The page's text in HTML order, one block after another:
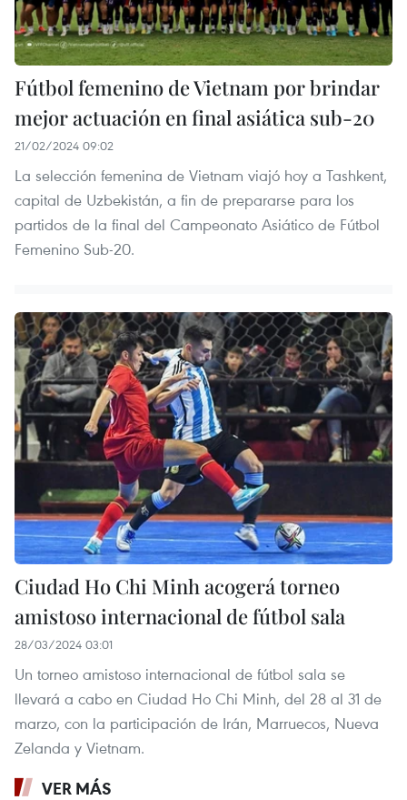
Fútbol femenino de Vietnam por brindar
mejor actuación en final asiática sub-20
21/02/2024 09:02
La selección femenina de Vietnam viajó hoy a Tashkent,
capital de Uzbekistán, a fin de prepararse para los
partidos de la final del Campeonato Asiático de Fútbol
Femenino Sub-20.
Ciudad Ho Chi Minh acogerá torneo
amistoso internacional de fútbol sala
28/03/2024 03:01
Un torneo amistoso internacional de fútbol sala se
llevará a cabo en Ciudad Ho Chi Minh, del 28 al 31 de
marzo, con la participación de Irán, Marruecos, Nueva
Zelanda y Vietnam.
VER MÁS